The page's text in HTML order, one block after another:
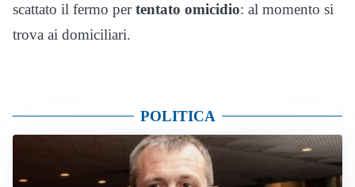
scattato il fermo pertentato omicidio: al momento si
trova ai domiciliari.
POLITICA